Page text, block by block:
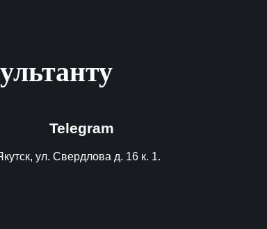
Telegram
ул. Свердлова д. 16 к. 1.